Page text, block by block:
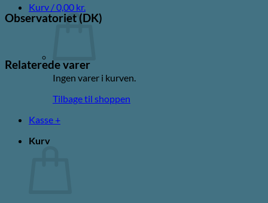
Kurv /0,00 kr.
Ingen varer i kurven.
Tilbage til shoppen
Kasse +
Kurv
Observatoriet (DK)
Relaterede varer